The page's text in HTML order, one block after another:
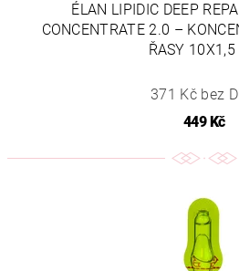
ÉLAN LIPIDIC DEEP
CONCENTRATE 2.0 –
ŘASY
371 Kč bez
449 Kč